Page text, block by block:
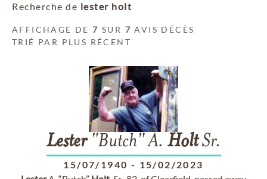
Recherche de lester holt
AFFICHAGE DE7 SUR 7 AVIS DÉCÈS
TRIÉ PAR PLUS RÉCENT
Lester"Butch" A. HoltSr.
15/07/1940 - 15/02/2023